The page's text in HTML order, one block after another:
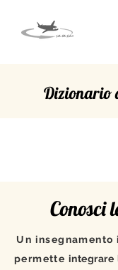
Dizionario
Conosci
Un
permette integrare